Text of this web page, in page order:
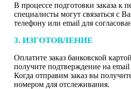
В процессе подготовки заказа к
специалисты могут связаться с
телефону или email для
3. ИЗГОТОВЛЕНИЕ
Оплатите заказ банковской
получите подтверждение на email
Когда отправим заказ вы
номером для отслеживания.